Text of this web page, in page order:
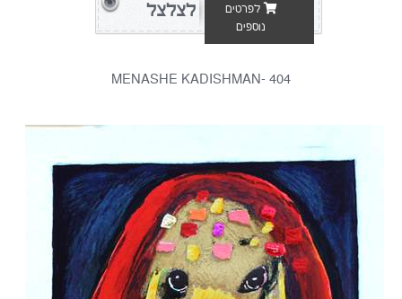
לפרטים
נוספים
לצלצל
MENASHE KADISHMAN- 404